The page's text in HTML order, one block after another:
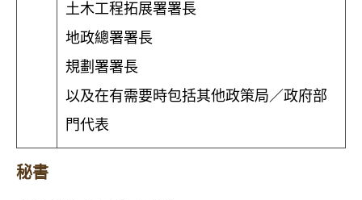
土木工程拓展署署長
地政總署署長
規劃署署長
以及在有需要時包括其他政策局／政府部
門代表
秘書